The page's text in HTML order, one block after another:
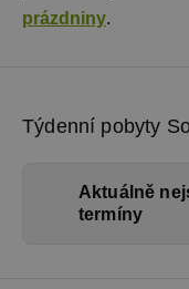
prázdniny.
Týdenní pobyty
Aktuálně
termíny